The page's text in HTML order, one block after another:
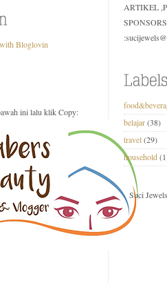
Bloglovin
ini lalu klik Copy:
ARTIKEL
belajar(38)
travel(29)
household
Suci